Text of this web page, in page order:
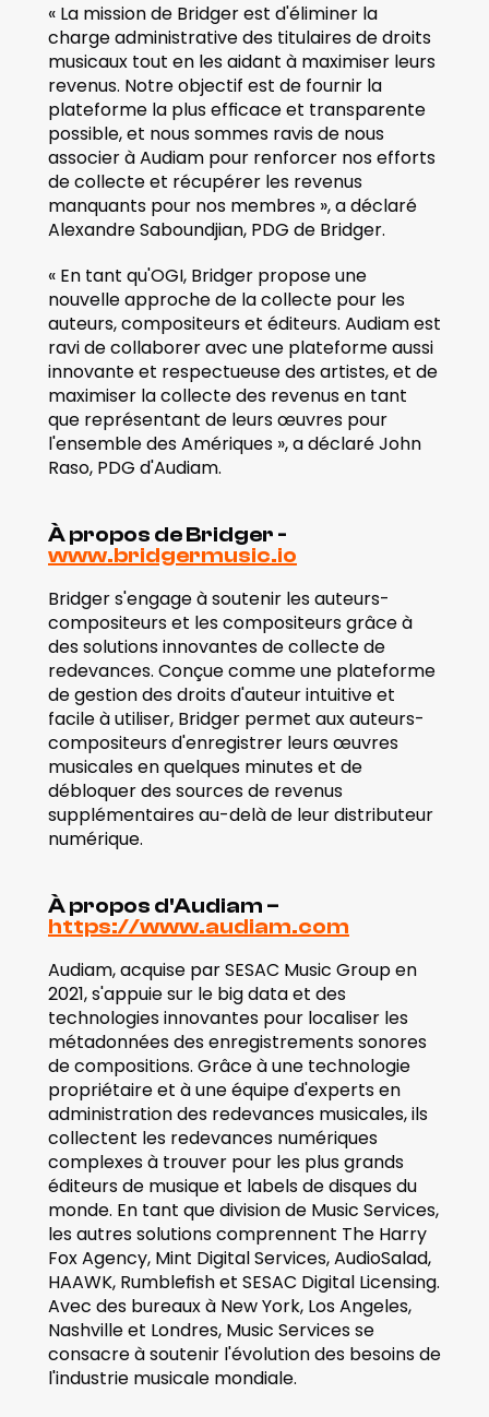
« La mission de Bridger est d'éliminer la
charge administrative des titulaires de droits
musicaux tout en les aidant à maximiser leurs
revenus. Notre objectif est de fournir la
plateforme la plus efficace et transparente
possible, et nous sommes ravis de nous
associer à Audiam pour renforcer nos efforts
de collecte et récupérer les revenus
manquants pour nos membres », a déclaré
Alexandre Saboundjian, PDG de Bridger.
« En tant qu'OGI, Bridger propose une
nouvelle approche de la collecte pour les
auteurs, compositeurs et éditeurs. Audiam est
ravi de collaborer avec une plateforme aussi
innovante et respectueuse des artistes, et de
maximiser la collecte des revenus en tant
que représentant de leurs œuvres pour
l'ensemble des Amériques », a déclaré John
Raso, PDG d'Audiam.
www.bridgermusic.io
Bridger s'engage à soutenir les auteurs-
compositeurs et les compositeurs grâce à
des solutions innovantes de collecte de
redevances. Conçue comme une plateforme
de gestion des droits d'auteur intuitive et
facile à utiliser, Bridger permet aux auteurs-
compositeurs d'enregistrer leurs œuvres
musicales en quelques minutes et de
débloquer des sources de revenus
supplémentaires au-delà de leur distributeur
numérique.
https://www.audiam.com
Audiam, acquise par SESAC Music Group en
2021, s'appuie sur le big data et des
technologies innovantes pour localiser les
métadonnées des enregistrements sonores
de compositions. Grâce à une technologie
propriétaire et à une équipe d'experts en
administration des redevances musicales, ils
collectent les redevances numériques
complexes à trouver pour les plus grands
éditeurs de musique et labels de disques du
monde. En tant que division de Music Services,
les autres solutions comprennent The Harry
Fox Agency, Mint Digital Services, AudioSalad,
HAAWK, Rumblefish et SESAC Digital Licensing.
Avec des bureaux à New York, Los Angeles,
Nashville et Londres, Music Services se
consacre à soutenir l'évolution des besoins de
l'industrie musicale mondiale.